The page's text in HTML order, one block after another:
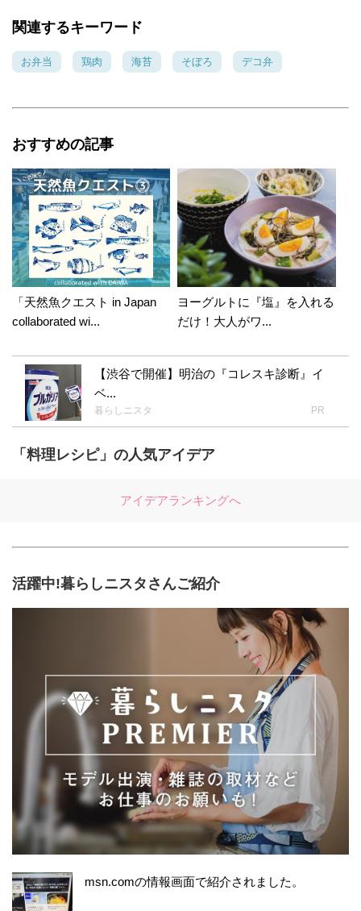
関連するキーワード
お弁当 鶏肉 海苔 そぼろ デコ弁
おすすめの記事
「天然魚クエスト in Japan
collaborated wi...
ヨーグルトに『塩』を入れる
だけ！大人がワ...
【渋谷で開催】明治の『コレスキ診断』イ
ベ...
暮らしニスタ PR
「料理レシピ」の人気アイデア
アイデアランキングへ
活躍中!暮らしニスタさんご紹介
msn.comの情報画面で紹介されました。